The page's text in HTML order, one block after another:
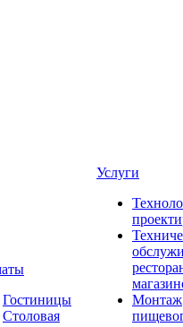
Гостиницы
Столовая
Услуги
Монтаж